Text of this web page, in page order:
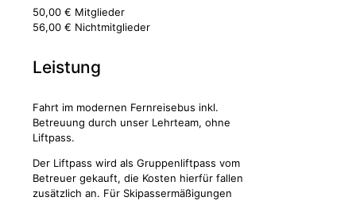
50,00 € Mitglieder
56,00 € Nichtmitglieder
Leistung
Fahrt im modernen Fernreisebus inkl.
Betreuung durch unser Lehrteam, ohne
Liftpass.
Der Liftpass wird als Gruppenliftpass vom
Betreuer gekauft, die Kosten hierfür fallen
zusätzlich an. Für Skipassermäßigungen